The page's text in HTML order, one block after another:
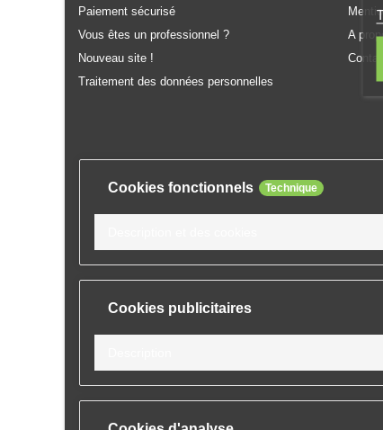
Paiement sécurisé
Vous êtes un professionnel ?
Nouveau site !
Traitement des données personnelles
A
Cookies fonctionnels Technique
Cookies publicitaires